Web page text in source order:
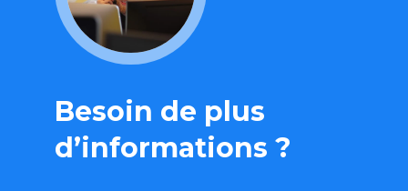
Besoin de plus
d’informations ?